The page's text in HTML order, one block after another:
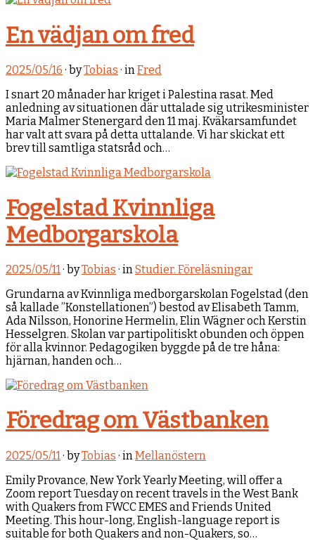
En vädjan om fred
2025/05/16 · byTobias · inFred
I snart 20 månader har kriget i Palestina rasat. Med
anledning av situationen där uttalade sig utrikesminister
Maria Malmer Stenergard den 11 maj. Kväkarsamfundet
har valt att svara på detta uttalande. Vi har skickat ett
brev till samtliga statsråd och…
Fogelstad Kvinnliga
Medborgarskola
2025/05/11· byTobias · inStudier. Föreläsningar
Grundarna av Kvinnliga medborgarskolan Fogelstad (den
så kallade ”Konstellationen”) bestod av Elisabeth Tamm,
Ada Nilsson, Honorine Hermelin, Elin Wägner och Kerstin
Hesselgren. Skolan var partipolitiskt obunden och öppen
för alla kvinnor. Pedagogiken byggde på de tre håna:
hjärnan, handen och…
Föredrag om Västbanken
2025/05/11· byTobias · inMellanöstern
Emily Provance, New York Yearly Meeting, will offer a
Zoom report Tuesday on recent travels in the West Bank
with Quakers from FWCC EMES and Friends United
Meeting. This hour-long, English-language report is
suitable for both Quakers and non-Quakers, so…